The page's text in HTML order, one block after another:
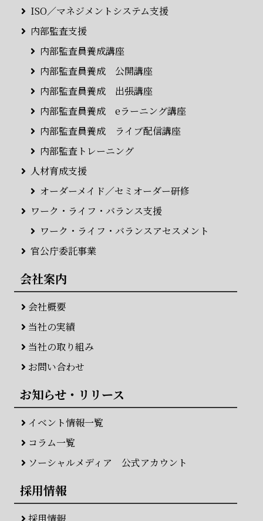
ISO／マネジメントシステム支援
内部監査支援
内部監査員養成講座
内部監査員養成 公開講座
内部監査員養成 出張講座
内部監査員養成 eラーニング講座
内部監査員養成 ライブ配信講座
内部監査トレーニング
人材育成支援
オーダーメイド／セミオーダー研修
ワーク・ライフ・バランス支援
ワーク・ライフ・バランスアセスメント
官公庁委託事業
会社案内
会社概要
当社の実績
当社の取り組み
お問い合わせ
お知らせ・リリース
イベント情報一覧
コラム一覧
ソーシャルメディア 公式アカウント
採用情報
採用情報